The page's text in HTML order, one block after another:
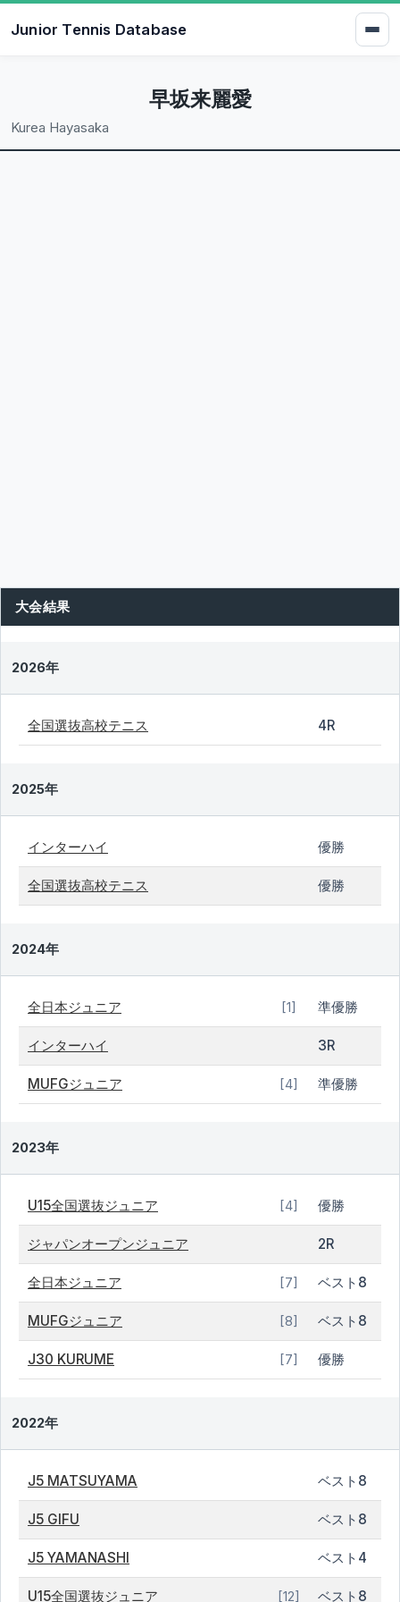
Junior Tennis Database
早坂来麗愛
Kurea Hayasaka
大会結果
2026年
全国選抜高校テニス 4R
2025年
インターハイ 優勝
全国選抜高校テニス 優勝
2024年
全日本ジュニア [1] 準優勝
インターハイ 3R
MUFGジュニア [4] 準優勝
2023年
U15全国選抜ジュニア [4] 優勝
ジャパンオープンジュニア 2R
全日本ジュニア [7] ベスト8
MUFGジュニア [8] ベスト8
J30 KURUME [7] 優勝
2022年
J5 MATSUYAMA ベスト8
J5 GIFU ベスト8
J5 YAMANASHI ベスト4
U15全国選抜ジュニア [12] ベスト8